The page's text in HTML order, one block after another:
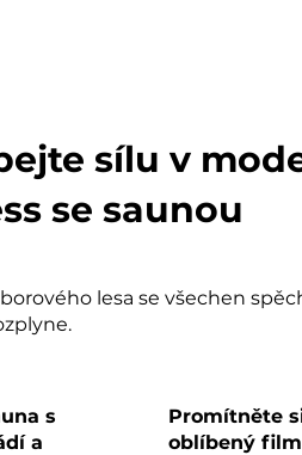
sílu v
se saunou
lesa se všechen
s
a
Promítněte
oblíbený film